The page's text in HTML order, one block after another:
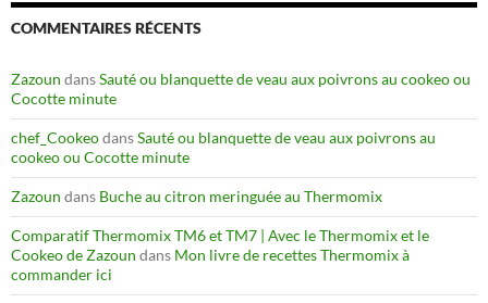
COMMENTAIRES RÉCENTS
Zazoun dansSauté ou blanquette de veau aux poivrons au cookeo ou
Cocotte minute
chef_CookeodansSauté ou blanquette de veau aux poivrons au
cookeo ou Cocotte minute
Zazoun dans Buche au citron meringuée au Thermomix
Comparatif Thermomix TM6 et TM7 | Avec le Thermomix et le
Cookeo de Zazoun dans Mon livre de recettes Thermomix à
commander ici